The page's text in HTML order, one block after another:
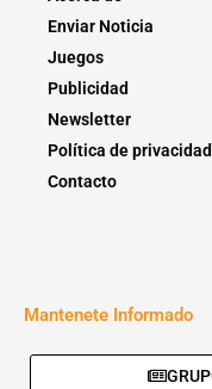
Acerca de
Enviar Noticia
Juegos
Publicidad
Newsletter
Política de privacidad